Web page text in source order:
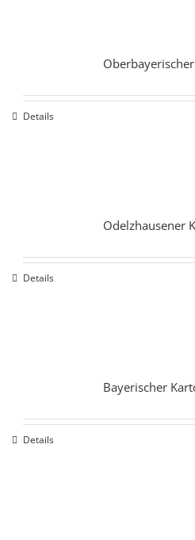
Details
Odelzhausener
Details
Bayerischer
Details